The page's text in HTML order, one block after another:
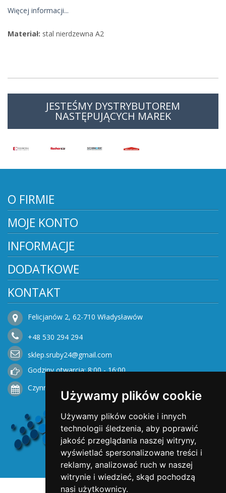
Używamy plików cookie
Używamy plików cookie i innych
technologii śledzenia, aby poprawić
jakość przeglądania naszej witryny,
wyświetlać spersonalizowane treści i
reklamy, analizować ruch w naszej
witrynie i wiedzieć, skąd pochodzą
nasi użytkownicy.
Więcej informacji...
Materiał: stal nierdzewna A2
JESTEŚMY DYSTRYBUTOREM
NASTĘPUJĄCYCH MAREK
O FIRMIE
MOJE KONTO
INFORMACJE
DODATKOWE
KONTAKT
Felicjanów 2, 62-710 Władysławów
+48 530 294 294
sklep.sruby24@gmail.com
Godziny otwarcia: 8:00 - 16:00
Czynne od Poniedziałku do Piątku